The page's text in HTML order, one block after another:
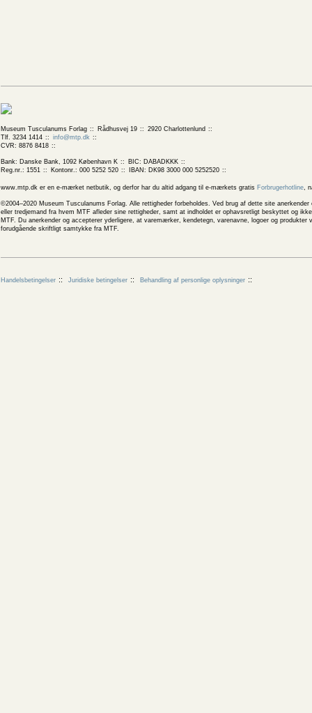
Museum Tusculanums Forlag Rådhusvej 19
2920 Charlottenlund
Tlf. 3234 1414
info@mtp.dk
CVR: 8876 8418
Bank: Danske Bank, 1092 København K
BIC: DABADKKK
Reg.nr.: 1551
Kontonr.: 000 5252 520 IBAN: DK98 3000 000 5252520
www.mtp.dk er en e-mærket netbutik, og derfor har du altid adgang til e-mærkets gratis Forbrugerhotline,
©2004–2020 Museum Tusculanums Forlag. Alle rettigheder forbeholdes. Ved brug af dette site
eller tredjemand fra hvem MTF afleder sine rettigheder, samt at indholdet er ophavsretligt beskyttet og
MTF. Du anerkender og accepterer yderligere, at varemærker, kendetegn, varenavne, logoer og
forudgående skriftligt samtykke fra MTF.
Handelsbetingelser Juridiske betingelser Behandling af personlige oplysninger